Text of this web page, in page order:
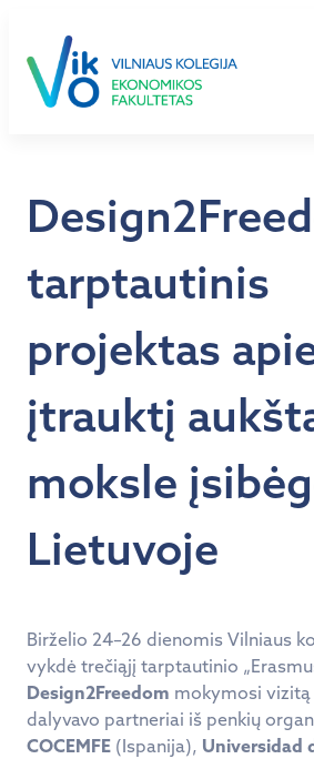
turinio
tarptautinis
projektas
įtrauktį
moksle
Lietuvoje
Birželio 24–26 dienomis Vilniaus
vykdė trečiąjį tarptautinio
Design2Freedom mokymosi vizitą
dalyvavo partneriai iš penkių
COCEMFE (Ispanija), Universidad